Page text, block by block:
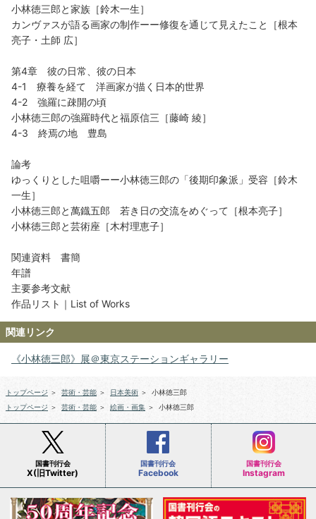
小林徳三郎と家族［鈴木一生］
カンヴァスが語る画家の制作ーー修復を通じて見えたこと［根本
亮子・土師 広］
第4章 彼の日常、彼の日本
4-1 療養を経て 洋画家が描く日本的世界
4-2 強羅に疎開の頃
小林徳三郎の強羅時代と福原信三［藤崎 綾］
4-3 終焉の地 豊島
論考
ゆっくりとした咀嚼ーー小林徳三郎の「後期印象派」受容［鈴木
一生］
小林徳三郎と萬鐡五郎 若き日の交流をめぐって［根本亮子］
小林徳三郎と芸術座［木村理恵子］
関連資料 書簡
年譜
主要参考文献
作品リスト｜List of Works
関連リンク
《小林徳三郎》展＠東京ステーションギャラリー
トップページ ＞ 芸術・芸能 ＞ 日本美術 ＞
小林徳三郎
トップページ ＞ 芸術・芸能 ＞ 絵画・画集 ＞ 小林徳三郎
国書刊行会
X(旧Twitter)
国書刊行会
Facebook
国書刊行会
Instagram